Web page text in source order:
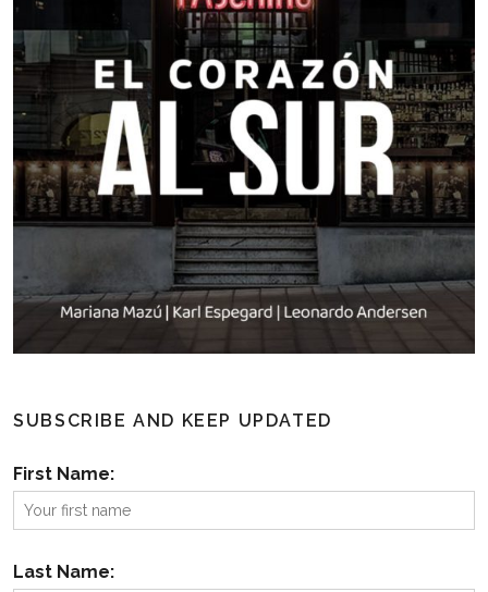
SUBSCRIBE AND KEEP UPDATED
First Name:
Last Name: